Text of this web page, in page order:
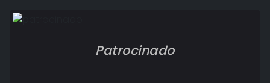
Patrocinado